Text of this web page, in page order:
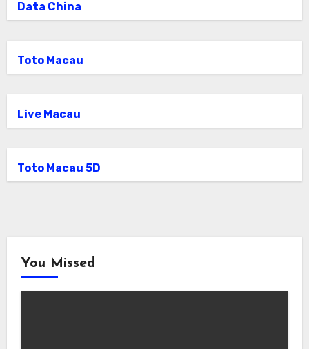
Data China
Toto Macau
Live Macau
Toto Macau 5D
You Missed